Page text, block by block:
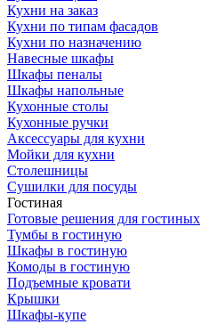
Кухни на заказ
Кухни по типам фасадов
Кухни по назначению
Навесные шкафы
Шкафы пеналы
Шкафы напольные
Кухонные столы
Кухонные ручки
Аксессуары для кухни
Мойки для кухни
Столешницы
Сушилки для посуды
Гостиная
Готовые решения для гостиных
Тумбы в гостиную
Шкафы в гостиную
Комоды в гостиную
Подъемные кровати
Крышки
Шкафы-купе